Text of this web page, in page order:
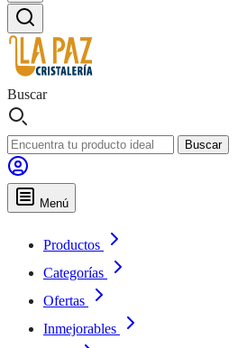
Buscar
Buscar
Menú
Productos
Categorías
Ofertas
Inmejorables